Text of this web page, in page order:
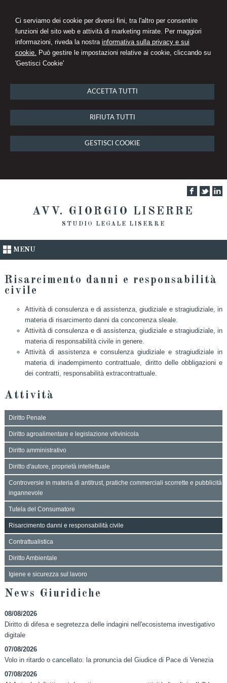
Ci serviamo dei cookie per diversi fini, tra l'altro per consentire
funzioni del sito web e attività di marketing mirate. Per maggiori
informazioni, riveda la nostra informativa sulla privacy e sui
cookie. Può gestire le impostazioni relative ai cookie, cliccando su
'Gestisci Cookie'
ACCETTA TUTTI
RIFIUTA TUTTI
GESTISCI COOKIE
AVV. GIORGIO LISERRE
STUDIO LEGALE LISERRE
MENU
Risarcimento danni e responsabilità
civile
Attività di consulenza e di assistenza, giudiziale e stragiudiziale, in
materia di risarcimento danni da concorrenza sleale.
Attività di consulenza e di assistenza, giudiziale e stragiudiziale, in
materia di responsabilità civile in genere.
Attività di assistenza e consulenza giudiziale e stragiudiziale in
materia di inadempimento contrattuale, diritto delle obbligazioni e
dei contratti, responsabilità extracontrattuale.
Attività
Diritto Penale
Diritto agroalimentare e legislazione vitivinicola
Diritto amministrativo
Diritto d'autore, proprietà intellettuale
Controversie in materia di antitrust, pratiche commerciali scorrette e pubblicità
ingannevole
Tutela del Consumatore
Risarcimento danni e responsabilità civile
Contrattualistica
Diritto Ambientale
Igiene e sicurezza sul lavoro
News Giuridiche
08/08/2026
Diritto di difesa e segretezza delle indagini nell'ecosistema investigativo
digitale
07/08/2026
Volo in ritardo o cancellato: la pronuncia del Giudice di Pace di Venezia
07/08/2026